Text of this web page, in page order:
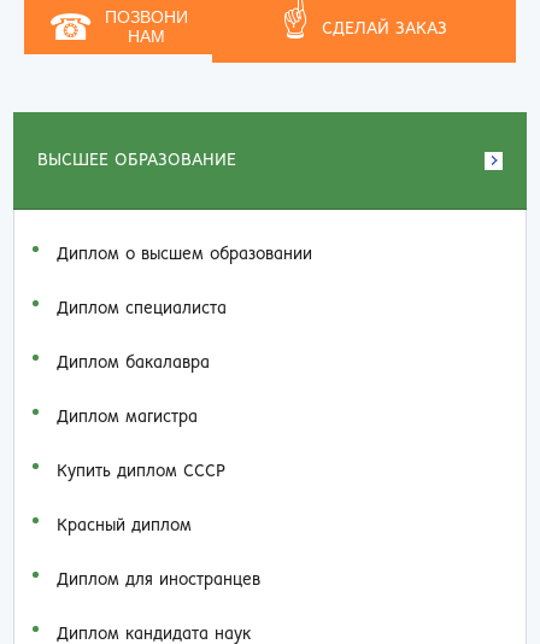
ВЫСШЕЕ ОБРАЗОВАНИЕ
Диплом о высшем образовании
Диплом специалиста
Диплом бакалавра
Диплом магистра
Купить диплом СССР
Красный диплом
Диплом для иностранцев
Диплом кандидата наук
☎
ПОЗВОНИ
НАМ
☝ СДЕЛАЙ ЗАКАЗ